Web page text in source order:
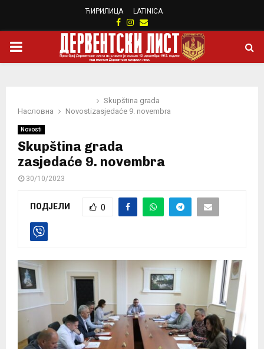
ЋИРИЛИЦА LATINICA
Facebook
Instagram
Email
PRIMARY
Насловна Novosti
Skupština grada
zasjedaće 9. novembra
Novosti
Skupština grada
zasjedaće 9. novembra
30/10/2023
ПОДЈЕЛИ 0